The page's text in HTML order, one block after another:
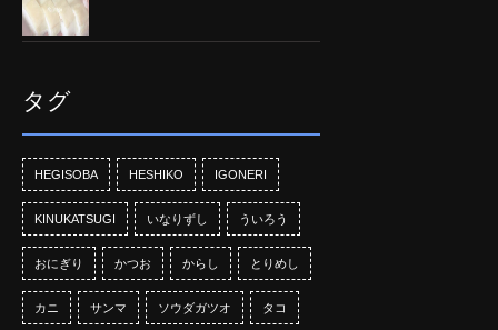
タグ
HEGISOBA HESHIKO IGONERI
KINUKATSUGI いなりずし ういろう
おにぎり かつお からし とりめし
カニ サンマ ソウダガツオ タコ